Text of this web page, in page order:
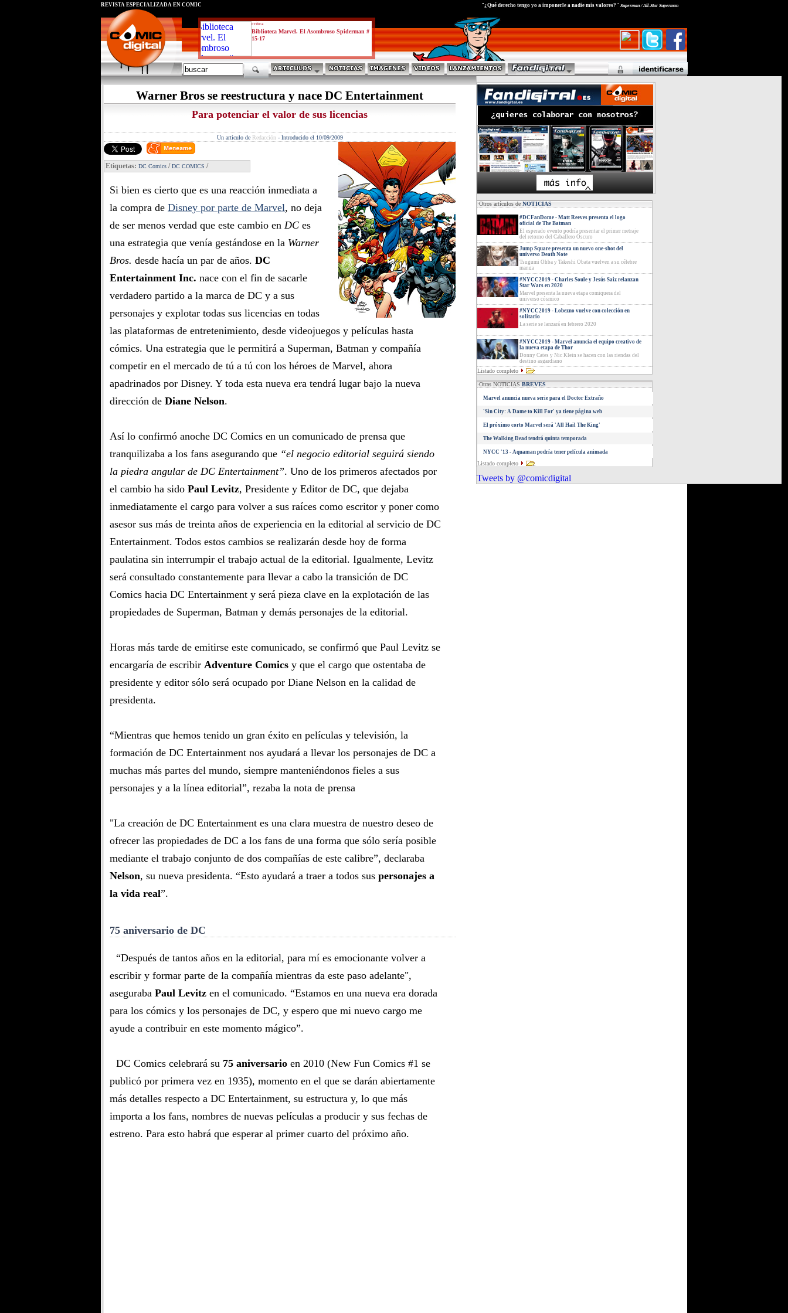
critica
Biblioteca Marvel. El Asombroso Spiderman #
15-17
REVISTA ESPECIALIZADA EN CÓMIC "¿Qué derecho tengo yo a imponerle a nadie mis valores?" Superman / All-Star Superman
Warner Bros se reestructura y nace DC Entertainment
Para potenciar el valor de sus licencias
Un artículo de Redacción - Introducido el 10/09/2009
Etiquetas: DC Comics /DC COMICS /
Si bien es cierto que es una reacción inmediata a
la compra de Disney por parte de Marvel, no deja
de ser menos verdad que este cambio en DC es
una estrategia que venía gestándose en la Warner
Bros. desde hacía un par de años. DC
Entertainment Inc. nace con el fin de sacarle
verdadero partido a la marca de DC y a sus
personajes y explotar todas sus licencias en todas
las plataformas de entretenimiento, desde videojuegos y películas hasta
cómics. Una estrategia que le permitirá a Superman, Batman y compañía
competir en el mercado de tú a tú con los héroes de Marvel, ahora
apadrinados por Disney. Y toda esta nueva era tendrá lugar bajo la nueva
dirección de Diane Nelson.
Así lo confirmó anoche DC Comics en un comunicado de prensa que
tranquilizaba a los fans asegurando que “el negocio editorial seguirá siendo
la piedra angular de DC Entertainment”. Uno de los primeros afectados por
el cambio ha sido Paul Levitz, Presidente y Editor de DC, que dejaba
inmediatamente el cargo para volver a sus raíces como escritor y poner como
asesor sus más de treinta años de experiencia en la editorial al servicio de DC
Entertainment. Todos estos cambios se realizarán desde hoy de forma
paulatina sin interrumpir el trabajo actual de la editorial. Igualmente, Levitz
será consultado constantemente para llevar a cabo la transición de DC
Comics hacia DC Entertainment y será pieza clave en la explotación de las
propiedades de Superman, Batman y demás personajes de la editorial.
Horas más tarde de emitirse este comunicado, se confirmó que Paul Levitz se
encargaría de escribir Adventure Comics y que el cargo que ostentaba de
presidente y editor sólo será ocupado por Diane Nelson en la calidad de
presidenta.
“Mientras que hemos tenido un gran éxito en películas y televisión, la
formación de DC Entertainment nos ayudará a llevar los personajes de DC a
muchas más partes del mundo, siempre manteniéndonos fieles a sus
personajes y a la línea editorial”, rezaba la nota de prensa
"La creación de DC Entertainment es una clara muestra de nuestro deseo de
ofrecer las propiedades de DC a los fans de una forma que sólo sería posible
mediante el trabajo conjunto de dos compañías de este calibre”, declaraba
Nelson, su nueva presidenta. “Esto ayudará a traer a todos sus personajes a
la vida real”.
75 aniversario de DC
“Después de tantos años en la editorial, para mí es emocionante volver a
escribir y formar parte de la compañía mientras da este paso adelante",
aseguraba Paul Levitz en el comunicado. “Estamos en una nueva era dorada
para los cómics y los personajes de DC, y espero que mi nuevo cargo me
ayude a contribuir en este momento mágico”.
DC Comics celebrará su 75 aniversario en 2010 (New Fun Comics #1 se
publicó por primera vez en 1935), momento en el que se darán abiertamente
más detalles respecto a DC Entertainment, su estructura y, lo que más
importa a los fans, nombres de nuevas películas a producir y sus fechas de
estreno. Para esto habrá que esperar al primer cuarto del próximo año.
·Otros artículos deNOTICIAS
#DCFanDome - Matt Reeves presenta el logo
oficial de The Batman
El esperado evento podría presentar el primer metraje
del retorno del Caballero Oscuro
Jump Square presenta un nuevo one-shot del
universo Death Note
Tsugumi Ohba y Takeshi Obata vuelven a su célebre
manga
#NYCC2019 - Charles Soule y Jesús Saiz relanzan
Star Wars en 2020
Marvel presenta la nueva etapa comiquera del
universo cósmico
#NYCC2019 - Lobezno vuelve con colección en
solitario
La serie se lanzará en febrero 2020
#NYCC2019 - Marvel anuncia el equipo creativo de
la nueva etapa de Thor
Donny Cates y Nic Klein se hacen con las riendas del
destino asgardiano
Listado completo
·Otras NOTICIAS BREVES
Marvel anuncia nueva serie para el Doctor Extraño
'Sin City: A Dame to Kill For' ya tiene página web
El próximo corto Marvel será 'All Hail The King'
The Walking Dead tendrá quinta temporada
NYCC '13 - Aquaman podría tener película animada
Listado completo
Tweets by @comicdigital